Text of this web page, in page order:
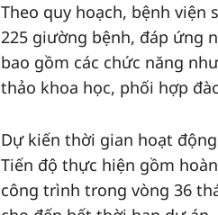
Theo quy hoạch, bệnh viện
225 giường bệnh, đáp ứng
bao gồm các chức năng
thảo khoa học, phối hợp
Dự kiến thời gian hoạt
Tiến độ thực hiện gồm
công trình trong vòng 36